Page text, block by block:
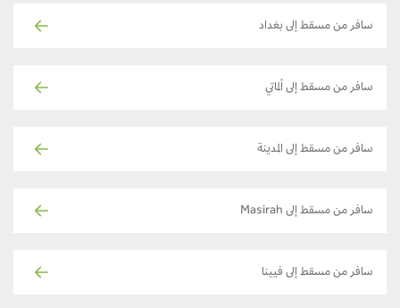
سافر من مسقط إلى بغداد
سافر من مسقط إلى ألماتي
سافر من مسقط إلى المدينة
سافر من مسقط إلى Masirah
سافر من مسقط إلى فيينا